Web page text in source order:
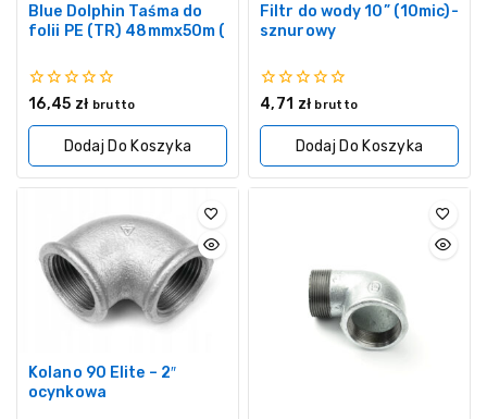
Blue Dolphin Taśma do
folii PE (TR) 48mmx50m (
0
5
16,45 zł brutto
Dodaj Do Koszyka
Filtr do wody 10” (10mic)-
sznurowy
0
5
4,71 zł brutto
Dodaj Do Koszyka
Kolano 90 Elite – 2″
ocynkowa